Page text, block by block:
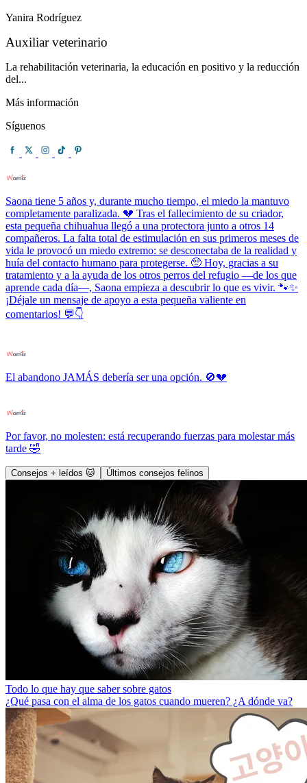
Yanira Rodríguez
Auxiliar veterinario
La rehabilitación veterinaria, la educación en positivo y la reducción
del...
Más información
Síguenos
Saona tiene 5 años y, durante mucho tiempo, el miedo la mantuvo
completamente paralizada. 💔 Tras el fallecimiento de su criador,
esta pequeña chihuahua llegó a una protectora junto a otros 14
compañeros. La falta total de estimulación en sus primeros meses de
vida le provocó un miedo extremo: se desconectaba de la realidad y
huía del contacto humano para protegerse. 🥺 Hoy, gracias a su
tratamiento y a la ayuda de los otros perros del refugio —de los que
aprende cada día—, Saona empieza a descubrir lo que es vivir. 🐾✨
¡Déjale un mensaje de apoyo a esta pequeña valiente en
comentarios! 💬👇
El abandono JAMÁS debería ser una opción. 🚫💔
Por favor, no molesten: está recuperando fuerzas para molestar más
tarde 🤣
Consejos + leídos 🐱 Últimos consejos felinos
Todo lo que hay que saber sobre gatos
¿Qué pasa con el alma de los gatos cuando mueren? ¿A dónde va?